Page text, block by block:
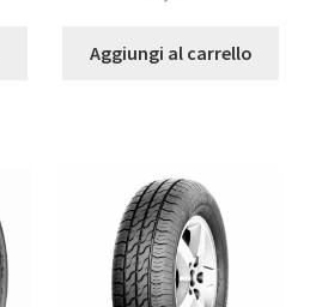
Aggiungi al carrello